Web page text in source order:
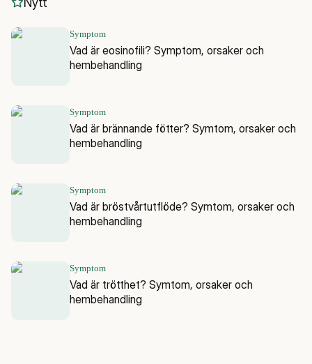
Symptom
Vad är eosinofili? Symptom, orsaker och
hembehandling
Symptom
Vad är brännande fötter? Symtom, orsaker och
hembehandling
Symptom
Vad är bröstvårtutflöde? Symtom, orsaker och
hembehandling
Symptom
Vad är trötthet? Symtom, orsaker och
hembehandling